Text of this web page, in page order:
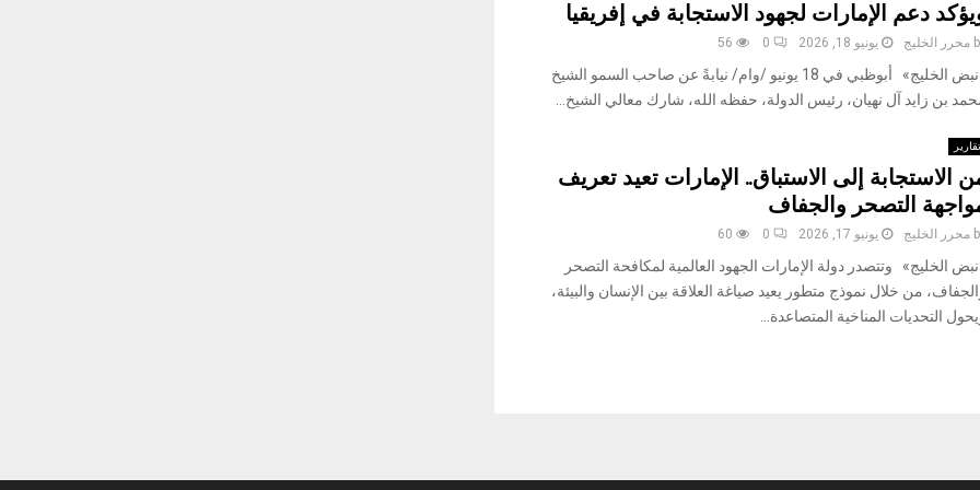
دعم الإمارات لجهود الاستجابة في إفريقيا
محرر الخليج يونيو 18, 2026 0
56
«نبض الخليج» أبوظبي في 18 يونيو /وام/ نيابةً عن صاحب السمو الشيخ
بن زايد آل نهيان، رئيس الدولة، حفظه الله، شارك معالي الشيخ...
تقارير
الاستجابة إلى الاستباق.. الإمارات تعيد تعريف
التصحر والجفاف
محرر الخليج يونيو 17, 2026 0
60
الخليج» وتتصدر دولة الإمارات الجهود العالمية لمكافحة التصحر
من خلال نموذج متطور يعيد صياغة العلاقة بين الإنسان والبيئة،
التحديات المناخية المتصاعدة...